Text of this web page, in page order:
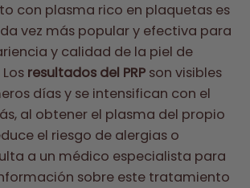
con plasma rico en plaquetas es
vez más popular y efectiva para
y calidad de la piel de
resultados del PRP son visibles
días y se intensifican con el
al obtener el plasma del propio
el riesgo de alergias o
a un médico especialista para
sobre este tratamiento